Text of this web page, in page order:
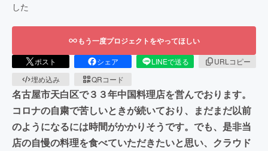
した
もう一度プロジェクトをやってほしい
ポスト シェア LINEで送る
URLコピー
埋め込み
QRコード
名古屋市天白区で３３年中国料理店を営んでおります。
コロナの自粛で苦しいときが続いており、まだまだ以前
のようになるには時間がかかりそうです。でも、是非当
店の自慢の料理を食べていただきたいと思い、クラウド